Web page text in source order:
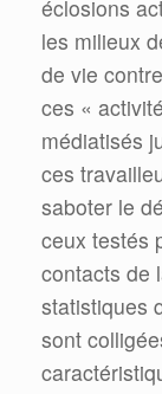
éclosions
les milieux
de vie
ces «
médiatisés
ces
saboter le
ceux testés
contacts de
statistiques
sont